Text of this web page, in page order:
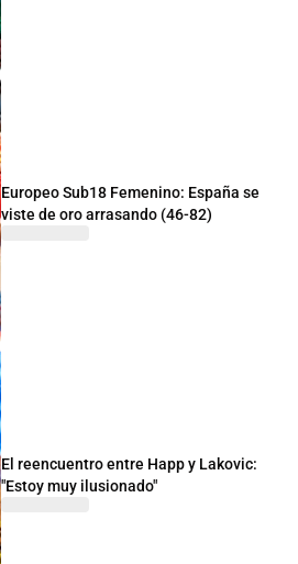
Europeo Sub18 Femenino: España se
viste de oro arrasando (46-82)
El reencuentro entre Happ y Lakovic:
"Estoy muy ilusionado"